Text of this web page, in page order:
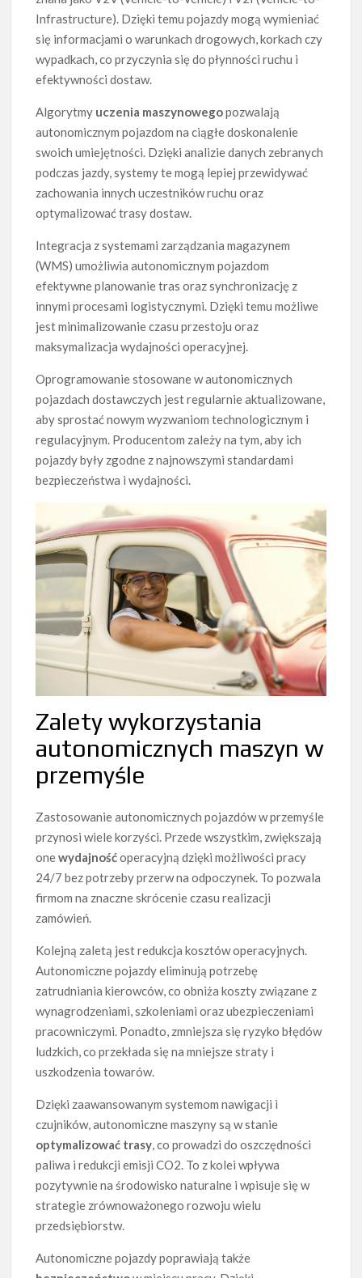
Infrastructure). Dzięki temu pojazdy mogą wymieniać
się informacjami o warunkach drogowych, korkach czy
wypadkach, co przyczynia się do płynności ruchu i
efektywności dostaw.
Algorytmy uczenia maszynowegopozwalają
autonomicznym pojazdom na ciągłe doskonalenie
swoich umiejętności. Dzięki analizie danych zebranych
podczas jazdy, systemy te mogą lepiej przewidywać
zachowania innych uczestników ruchu oraz
optymalizować trasy dostaw.
Integracja z systemami zarządzania magazynem
(WMS) umożliwia autonomicznym pojazdom
efektywne planowanie tras oraz synchronizację z
innymi procesami logistycznymi. Dzięki temu możliwe
jest minimalizowanie czasu przestoju oraz
maksymalizacja wydajności operacyjnej.
Oprogramowanie stosowane w autonomicznych
pojazdach dostawczych jest regularnie aktualizowane,
aby sprostać nowym wyzwaniom technologicznym i
regulacyjnym. Producentom zależy na tym, aby ich
pojazdy były zgodne z najnowszymi standardami
bezpieczeństwa i wydajności.
Zalety wykorzystania
autonomicznych maszyn w
przemyśle
Zastosowanie autonomicznych pojazdów w przemyśle
przynosi wiele korzyści. Przede wszystkim, zwiększają
onewydajnośćoperacyjną dzięki możliwości pracy
24/7 bez potrzeby przerw na odpoczynek. To pozwala
firmom na znaczne skrócenie czasu realizacji
zamówień.
Kolejną zaletą jest redukcja kosztów operacyjnych.
Autonomiczne pojazdy eliminują potrzebę
zatrudniania kierowców, co obniża koszty związane z
wynagrodzeniami, szkoleniami oraz ubezpieczeniami
pracowniczymi. Ponadto, zmniejsza się ryzyko błędów
ludzkich, co przekłada się na mniejsze straty i
uszkodzenia towarów.
Dzięki zaawansowanym systemom nawigacji i
czujników, autonomiczne maszyny są w stanie
optymalizować trasy, co prowadzi do oszczędności
paliwa i redukcji emisji CO2. To z kolei wpływa
pozytywnie na środowisko naturalne i wpisuje się w
strategie zrównoważonego rozwoju wielu
przedsiębiorstw.
Autonomiczne pojazdy poprawiają także